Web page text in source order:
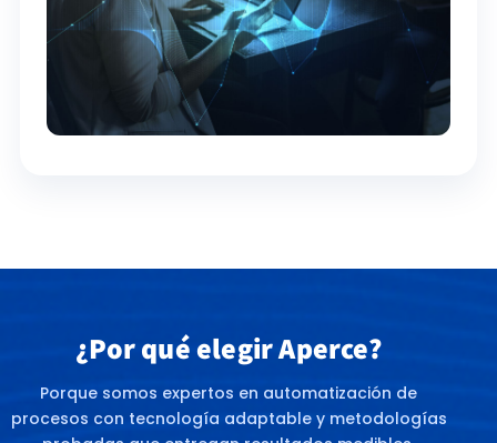
¿Por qué elegir Aperce?
Porque somos expertos en automatización de
procesos con tecnología adaptable y metodologías